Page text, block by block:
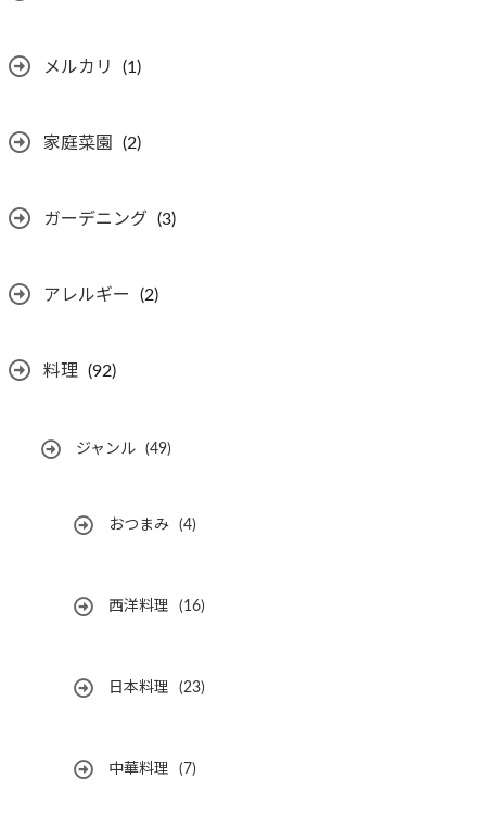
メルカリ (1)
家庭菜園 (2)
ガーデニング (3)
アレルギー (2)
料理 (92)
ジャンル (49)
おつまみ (4)
西洋料理 (16)
日本料理 (23)
中華料理 (7)